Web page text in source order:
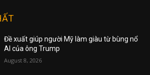
Đề xuất giúp người Mỹ làm giàu từ bùng nổ
AI của ông Trump
August 8, 2026